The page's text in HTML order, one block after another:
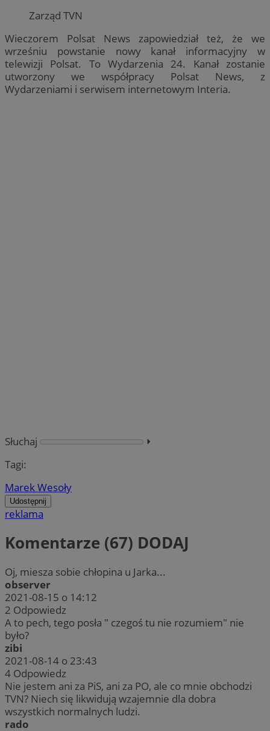
Zarząd TVN
Wieczorem Polsat News zapowiedział też, że we
wrześniu powstanie nowy kanał informacyjny w
telewizji Polsat. To Wydarzenia 24. Kanał zostanie
utworzony we współpracy Polsat News, z
Wydarzeniami i serwisem internetowym Interia.
Słuchaj
⏵︎
Tagi:
Marek Wesoły
Udostępnij
reklama
Komentarze (67) DODAJ
Oj, miesza sobie chłopina u Jarka...
observer
2021-08-15 o 14:12
2 Odpowiedz
A to pech, tego posła " czegoś tu nie rozumiem" nie
było?
zibi
2021-08-14 o 23:43
4 Odpowiedz
Nie jestem ani za PiS, ani za PO, ale co mnie obchodzi
TVN? Niech się likwidują wzajemnie dla dobra
wszystkich normalnych ludzi.
rado